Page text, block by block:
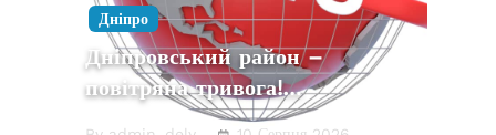
Дніпро
Дніпровський район –
повітряна тривога!…